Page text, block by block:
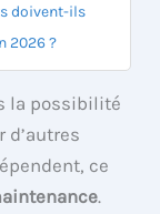
doivent-ils
2026 ?
la possibilité
d’autres
ce
.